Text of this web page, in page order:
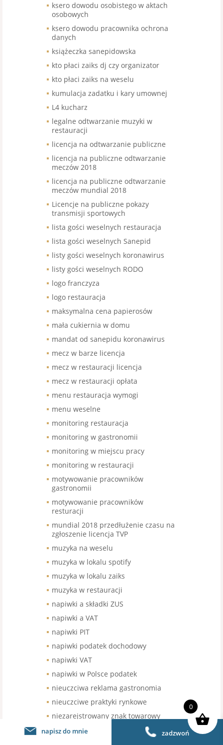
ksero dowodu osobistego w aktach
osobowych
ksero dowodu pracownika ochrona
danych
książeczka sanepidowska
kto płaci zaiks dj czy organizator
kto płaci zaiks na weselu
kumulacja zadatku i kary umownej
L4 kucharz
legalne odtwarzanie muzyki w
restauracji
licencja na odtwarzanie publiczne
licencja na publiczne odtwarzanie
meczów 2018
licencja na publiczne odtwarzanie
meczów mundial 2018
Licencje na publiczne pokazy
transmisji sportowych
lista gości weselnych restauracja
lista gości weselnych Sanepid
listy gości weselnych koronawirus
listy gości weselnych RODO
logo franczyza
logo restauracja
maksymalna cena papierosów
mała cukiernia w domu
mandat od sanepidu koronawirus
mecz w barze licencja
mecz w restauracji licencja
mecz w restauracji opłata
menu restauracja wymogi
menu weselne
monitoring restauracja
monitoring w gastronomii
monitoring w miejscu pracy
monitoring w restauracji
motywowanie pracowników
gastronomii
motywowanie pracowników
resturacji
mundial 2018 przedłużenie czasu na
zgłoszenie licencja TVP
muzyka na weselu
muzyka w lokalu spotify
muzyka w lokalu zaiks
muzyka w restauracji
napiwki a składki ZUS
napiwki a VAT
napiwki PIT
napiwki podatek dochodowy
napiwki VAT
napiwki w Polsce podatek
nieuczciwa reklama gastronomia
nieuczciwe praktyki rynkowe
niezarejstrowany znak towarowy
nowe kasy fisklane gastronomia
napisz do mnie zadzwoń
0